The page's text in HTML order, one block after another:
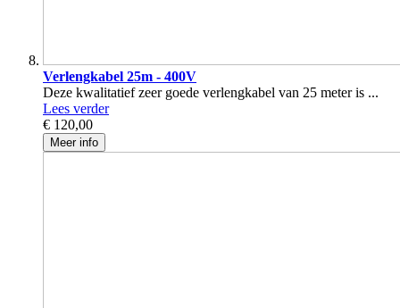
Verlengkabel 25m - 400V
Deze kwalitatief zeer goede verlengkabel van 25 meter is ...
Lees verder
€ 120,00
Meer info